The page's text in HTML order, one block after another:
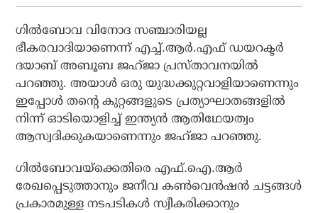
ഗില്‍ബോവ വിനോദ സഞ്ചാരിയല്ല
ഭീകരവാദിയാണെന്ന് എച്ച്.ആര്‍.എഫ് ഡയറക്ടര്‍
ദയാബ് അബൂബ ജഹ്ജാ പ്രസ്താവനയില്‍
പറഞ്ഞു. അയാള്‍ ഒരു യുദ്ധക്കുറ്റവാളിയാണെന്നും
ഇപ്പോള്‍ തന്റെ കുറ്റങ്ങളുടെ പ്രത്യാഘാതങ്ങളില്‍
നിന്ന് ഓടിയൊളിച്ച് ഇന്ത്യന്‍ ആതിഥേയത്വം
ആസ്വദിക്കുകയാണെന്നും ജഹ്ജാ പറഞ്ഞു.
ഗില്‍ബോവയ്‌ക്കെതിരെ എഫ്.ഐ.ആര്‍
രേഖപ്പെടുത്താനും ജനീവ കണ്‍വെന്‍ഷന്‍ ചട്ടങ്ങള്‍
പ്രകാരമുള്ള നടപടികള്‍ സ്വീകരിക്കാനും